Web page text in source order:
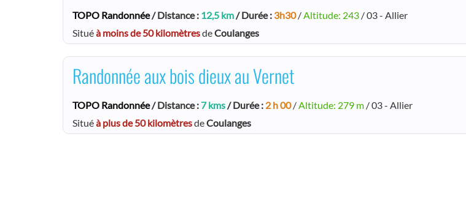
TOPO Randonnée/ Distance : 12,5 km/ Durée : 3h30/Altitude: 243 / 03 - Allier
Situéà moins de 50 kilomètresdeCoulanges
Randonnée aux bois dieux au Vernet
TOPO Randonnée/ Distance : 7 kms/ Durée : 2 h 00/Altitude: 279 m / 03 - Allier
Situéà plus de 50 kilomètresdeCoulanges